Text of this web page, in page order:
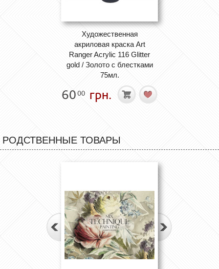
Художественная
акриловая краска Art
Ranger Acrylic 116 Glitter
gold / Золото с блестками
75мл.
6000 грн.
РОДСТВЕННЫЕ ТОВАРЫ